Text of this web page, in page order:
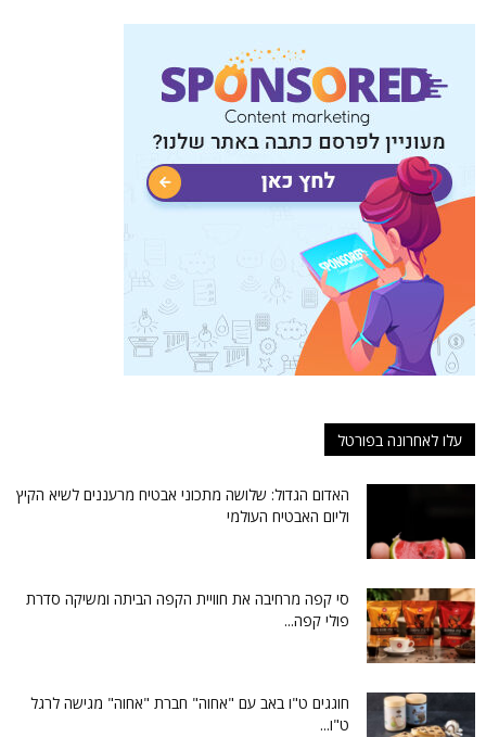
עלו לאחרונה בפורטל
האדום הגדול: שלושה מתכוני אבטיח מרעננים לשיא הקיץ
וליום האבטיח העולמי
סי קפה מרחיבה את חוויית הקפה הביתה ומשיקה סדרת
פולי קפה...
חוגגים ט"ו באב עם "אחוה" חברת "אחוה" מגישה לרגל
ט"ו...